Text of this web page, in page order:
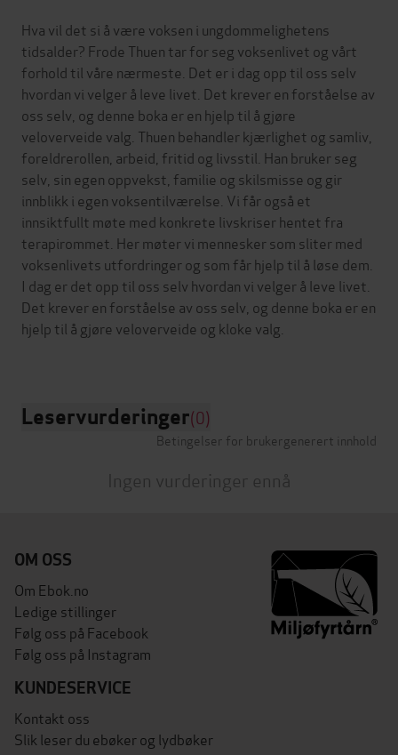
Hva vil det si å være voksen i ungdommelighetens
tidsalder? Frode Thuen tar for seg voksenlivet og vårt
forhold til våre nærmeste. Det er i dag opp til oss selv
hvordan vi velger å leve livet. Det krever en forståelse av
oss selv, og denne boka er en hjelp til å gjøre
veloverveide valg. Thuen behandler kjærlighet og samliv,
foreldrerollen, arbeid, fritid og livsstil. Han bruker seg
selv, sin egen oppvekst, familie og skilsmisse og gir
innblikk i egen voksentilværelse. Vi får også et
innsiktfullt møte med konkrete livskriser hentet fra
terapirommet. Her møter vi mennesker som sliter med
voksenlivets utfordringer og som får hjelp til å løse dem.
I dag er det opp til oss selv hvordan vi velger å leve livet.
Det krever en forståelse av oss selv, og denne boka er en
hjelp til å gjøre veloverveide og kloke valg.
Leservurderinger(0)
Betingelser for brukergenerert innhold
Ingen vurderinger ennå
OM OSS
Om Ebok.no
Ledige stillinger
Følg oss på Facebook
Følg oss på Instagram
KUNDESERVICE
Kontakt oss
Slik leser du ebøker og lydbøker